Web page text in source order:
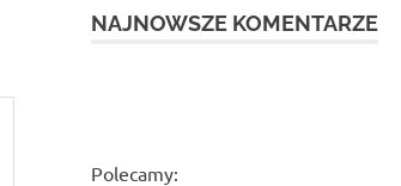
NAJNOWSZE KOMENTARZE
Polecamy: